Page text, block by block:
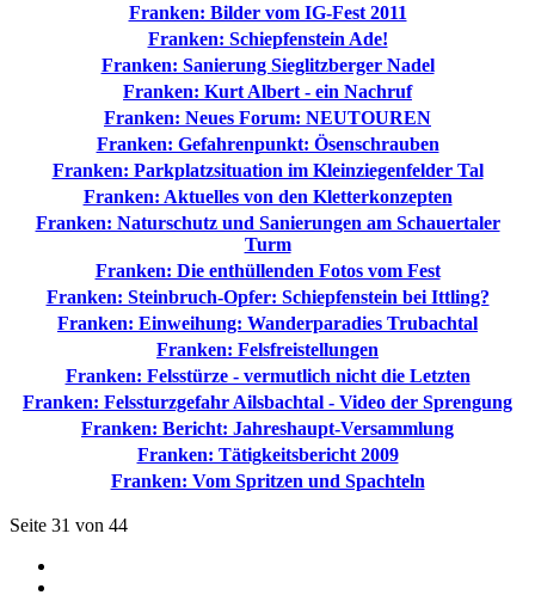
Franken: Bilder vom IG-Fest 2011
Franken: Schiepfenstein Ade!
Franken: Sanierung Sieglitzberger Nadel
Franken: Kurt Albert - ein Nachruf
Franken: Neues Forum: NEUTOUREN
Franken: Gefahrenpunkt: Ösenschrauben
Franken: Parkplatzsituation im Kleinziegenfelder Tal
Franken: Aktuelles von den Kletterkonzepten
Franken: Naturschutz und Sanierungen am Schauertaler
Turm
Franken: Die enthüllenden Fotos vom Fest
Franken: Steinbruch-Opfer: Schiepfenstein bei Ittling?
Franken: Einweihung: Wanderparadies Trubachtal
Franken: Felsfreistellungen
Franken: Felsstürze - vermutlich nicht die Letzten
Franken: Felssturzgefahr Ailsbachtal - Video der Sprengung
Franken: Bericht: Jahreshaupt-Versammlung
Franken: Tätigkeitsbericht 2009
Franken: Vom Spritzen und Spachteln
Seite 31 von 44